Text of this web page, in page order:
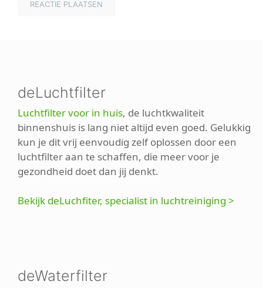
deLuchtfilter
Luchtfilter voor in huis, de luchtkwaliteit
binnenshuis is lang niet altijd even goed. Gelukkig
kun je dit vrij eenvoudig zelf oplossen door een
luchtfilter aan te schaffen, die meer voor je
gezondheid doet dan jij denkt.
Bekijk deLuchfiter, specialist in luchtreiniging >
deWaterfilter